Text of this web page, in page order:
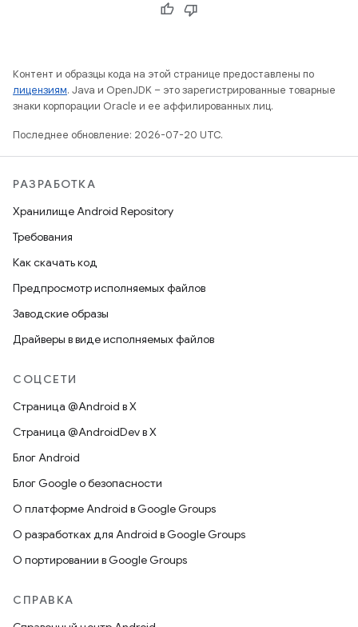
Контент и образцы кода на этой странице предоставлены по
лицензиям. Java и OpenJDK – это зарегистрированные товарные
знаки корпорации Oracle и ее аффилированных лиц.
Последнее обновление: 2026-07-20 UTC.
РАЗРАБОТКА
Хранилище Android Repository
Требования
Как скачать код
Предпросмотр исполняемых файлов
Заводские образы
Драйверы в виде исполняемых файлов
СОЦСЕТИ
Страница @Android в X
Страница @AndroidDev в X
Блог Android
Блог Google о безопасности
О платформе Android в Google Groups
О разработках для Android в Google Groups
О портировании в Google Groups
СПРАВКА